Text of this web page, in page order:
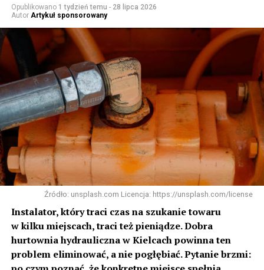
Opublikowano 1 tydzień temu - 28 lipca 2026
Autor Artykuł sponsorowany
Źródło: unsplash.com Licencja: https://unsplash.com/license
Instalator, który traci czas na szukanie towaru
w kilku miejscach, traci też pieniądze. Dobra
hurtownia hydrauliczna w Kielcach powinna ten
problem eliminować, a nie pogłębiać. Pytanie brzmi: